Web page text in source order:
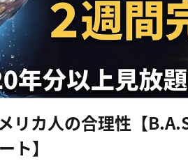
リカ人の合理性【
ト】